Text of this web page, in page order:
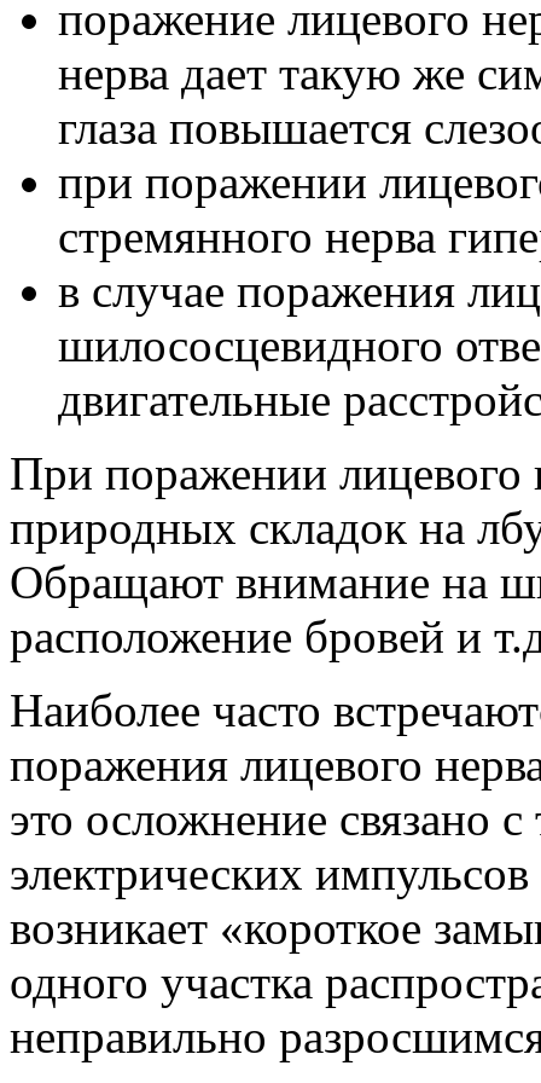
поражение лицевого
нерва дает такую же
глаза повышается
при поражении
стремянного нерва
в случае поражения
шилососцевидного
двигательные
При поражении лицевого
природных складок на
Обращают внимание на
расположение бровей и
Наиболее часто
поражения лицевого
это осложнение связано
электрических импульсов
возникает «короткое
одного участка
неправильно